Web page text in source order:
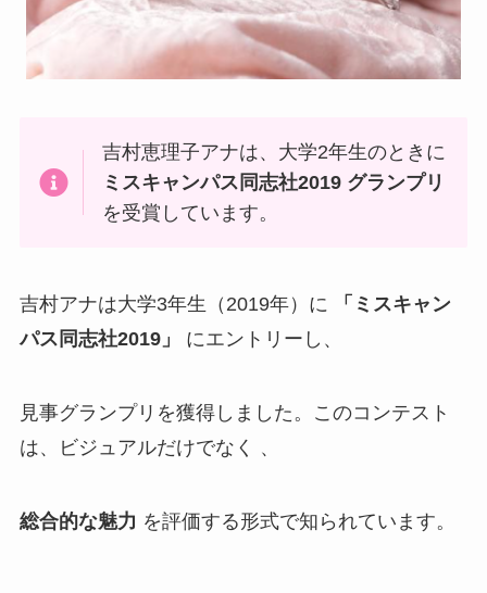
吉村恵理子アナは、大学2年生のときに
ミスキャンパス同志社2019 グランプリ
を受賞しています。
吉村アナは大学3年生（2019年）に
「ミスキャン
パス同志社2019」
にエントリーし、
見事グランプリを獲得しました。このコンテスト
は、ビジュアルだけでなく 、
総合的な魅力 を評価する形式で知られています。